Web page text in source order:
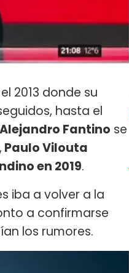
2013 donde su
hasta el
Alejandro Fantino se
Paulo Vilouta
en 2019.
iba a volver a la
a confirmarse
los rumores.